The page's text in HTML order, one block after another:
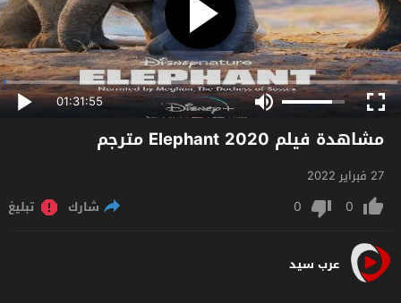
01:31:55
مشاهدة فيلم Elephant 2020 مترجم
27 فبراير 2022
0
0 شارك تبليغ
عرب سيد